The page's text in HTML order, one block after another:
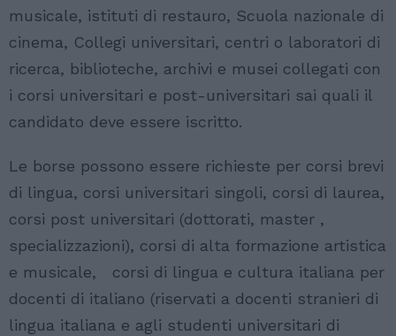
musicale, istituti di restauro, Scuola nazionale di
cinema, Collegi universitari, centri o laboratori di
ricerca, biblioteche, archivi e musei collegati con
i corsi universitari e post-universitari sai quali il
candidato deve essere iscritto.
Le borse possono essere richieste per corsi brevi
di lingua, corsi universitari singoli, corsi di laurea,
corsi post universitari (dottorati, master ,
specializzazioni), corsi di alta formazione artistica
e musicale, corsi di lingua e cultura italiana per
docenti di italiano (riservati a docenti stranieri di
lingua italiana e agli studenti universitari di